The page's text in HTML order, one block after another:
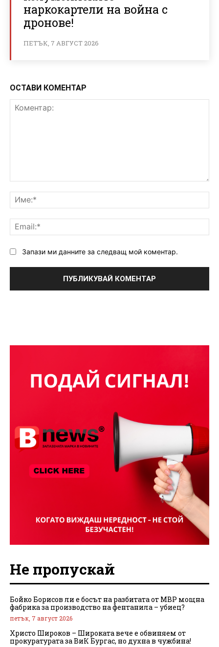
наркокартели на война с
дронове!
ПЕТЪК, 7 АВГУСТ 2026
ОСТАВИ КОМЕНТАР
Запази ми данните за следващ мой коментар.
Не пропускай
Бойко Борисов ли е босът на разбитата от МВР мощна
фабрика за производство на фентанила – убиец?
петък, 7 август 2026
Христо Широков – Широката вече е обвиняем от
прокуратурата за ВиК Бургас, но духна в чужбина!